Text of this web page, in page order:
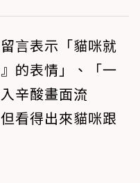
言表示「貓咪就
的表情」、「一
辛酸畫面流
看得出來貓咪跟